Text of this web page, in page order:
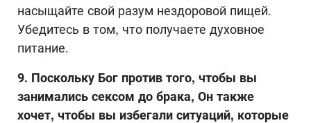
насыщайте свой разум нездоровой пищей.
Убедитесь в том, что получаете духовное
питание.
9. Поскольку Бог против того, чтобы вы
занимались сексом до брака, Он также
хочет, чтобы вы избегали ситуаций, которые